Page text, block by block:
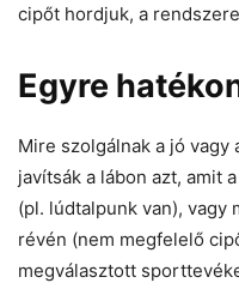
cipőt hordjuk, a
Egyre
Mire szolgálnak a jó
javítsák a lábon azt, amit
(pl. lúdtalpunk van), vagy
révén (nem megfelelő
megválasztott